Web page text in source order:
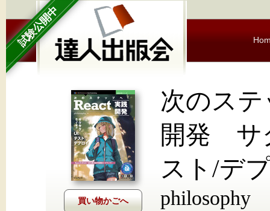
試験公開中
次のステ
開発 サ
スト/デ
philosophy